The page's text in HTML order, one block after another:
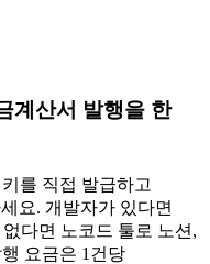
계산서 발행을 한
를 직접 발급하고
요. 개발자가 있다면
다면 노코드 툴로 노션,
요금은 1건당